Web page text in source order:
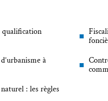
à
: les règles